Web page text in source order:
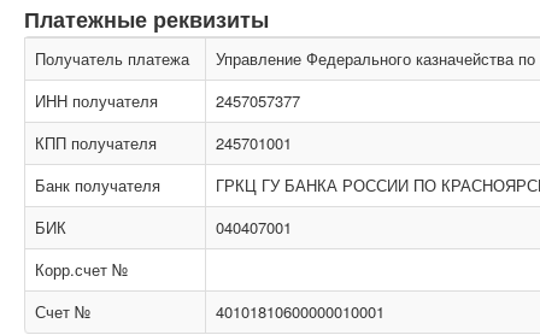
Платежные реквизиты
Получатель платежа
Управление Федерального казначейства
ИНН получателя
2457057377
КПП получателя
245701001
Банк получателя
ГРКЦ ГУ БАНКА РОССИИ ПО
БИК
040407001
Корр.счет №
Счет №
40101810600000010001